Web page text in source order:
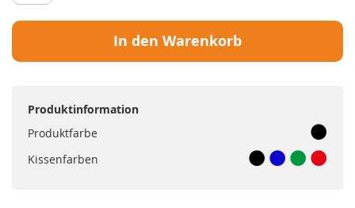
In den Warenkorb
Produktinformation
Produktfarbe
Kissenfarben